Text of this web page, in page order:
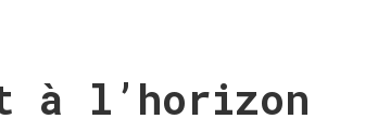
à l’horizon